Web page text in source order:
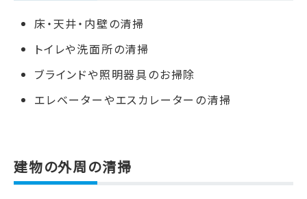
床・天井・内壁の清掃
トイレや洗面所の清掃
ブラインドや照明器具のお掃除
エレベーターやエスカレーターの清掃
建物の外周の清掃